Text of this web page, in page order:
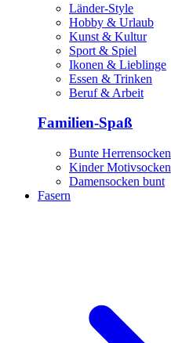
Länder-Style
Hobby & Urlaub
Kunst & Kultur
Sport & Spiel
Ikonen & Lieblinge
Essen & Trinken
Beruf & Arbeit
Familien-Spaß
Bunte Herrensocken
Kinder Motivsocken
Damensocken bunt
Fasern